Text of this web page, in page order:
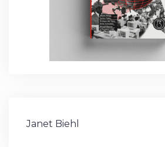
Navegación
Janet Biehl